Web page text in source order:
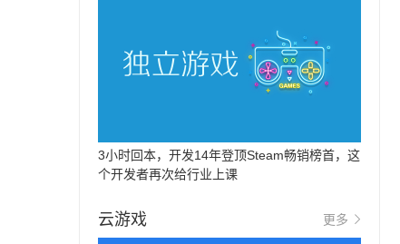
3小时回本，开发14年登顶Steam畅销榜首，这
个开发者再次给行业上课
云游戏 更多